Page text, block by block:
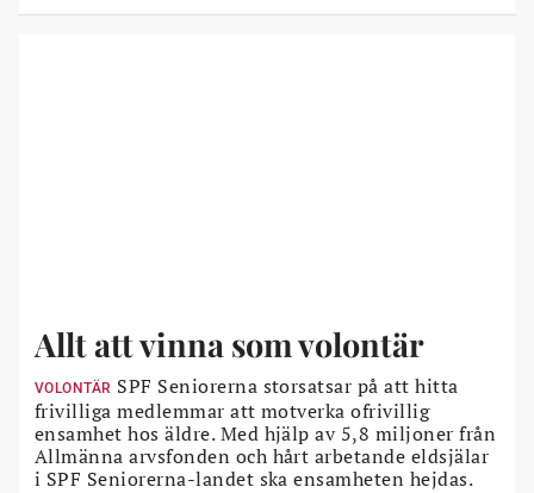
Allt att vinna som volontär
VOLONTÄR SPF Seniorerna storsatsar på att hitta
frivilliga medlemmar att motverka ofrivillig
ensamhet hos äldre. Med hjälp av 5,8 miljoner från
Allmänna arvsfonden och hårt arbetande eldsjälar
i SPF Seniorerna-landet ska ensamheten hejdas.